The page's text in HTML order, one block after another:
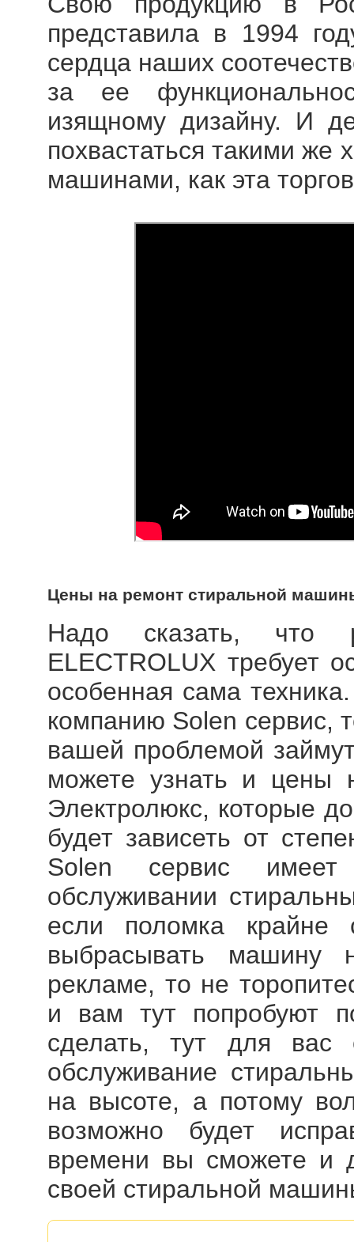
представила в 1994
сердца наших
за ее
изящному дизайну. И
похвастаться такими
машинами, как эта
Цены на ремонт стиральной
Надо сказать, что
ELECTROLUX требует
особенная сама
компанию Solen сервис,
вашей проблемой
можете узнать и
Электролюкс, которые
будет зависеть от
Solen сервис
обслуживании
если поломка
выбрасывать машину
рекламе, то не
и вам тут попробуют
сделать, тут для вас
обслуживание
на высоте, а потому
возможно будет
времени вы сможете и
своей стиральной